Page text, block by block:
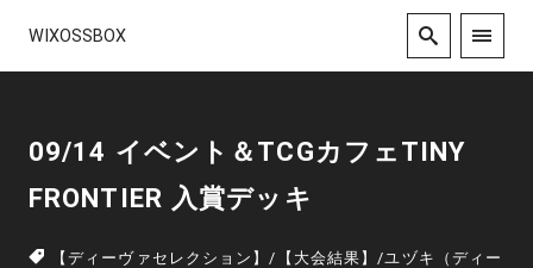
WIXOSSBOX
09/14 イベント＆TCGカフェTINY
FRONTIER 入賞デッキ
【ディーヴァセレクション】/ 【大会結果】/ユヅキ（ディー